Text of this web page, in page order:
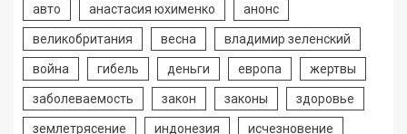
авто анастасия юхименко анонс
великобритания весна владимир зеленский
война гибель деньги европа жертвы
заболеваемость закон законы здоровье
землетрясение индонезия исчезновение